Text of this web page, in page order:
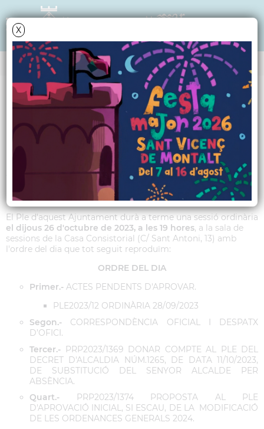
X
Data i hora oficial: 09-08-2026 12:00:30
ANY 2023
Ordre del dia del Ple
Municipal ordinari del
26 d'octubre de 2023
El Ple d'aquest Ajuntament durà a terme una sessió ordinària
el dijous 26 d'octubre de 2023, a les 19 hores, a la sala de
sessions de la Casa Consistorial (C/ Sant Antoni, 13) amb
l'ordre del dia que tot seguit reproduïm:
ORDRE DEL DIA
Primer.- ACTES PENDENTS D'APROVAR.
PLE2023/12 ORDINÀRIA 28/09/2023
Segon.- CORRESPONDÈNCIA OFICIAL I DESPATX
D’OFICI.
Tercer.- PRP2023/1369 DONAR COMPTE AL PLE DEL
DECRET D'ALCALDIA NÚM.1265, DE DATA 11/10/2023,
DE SUBSTITUCIÓ DEL SENYOR ALCALDE PER
ABSÈNCIA.
Quart.- PRP2023/1374 PROPOSTA AL PLE
D'APROVACIÓ INICIAL, SI ESCAU, DE LA MODIFICACIÓ
DE LES ORDENANCES GENERALS 2024.